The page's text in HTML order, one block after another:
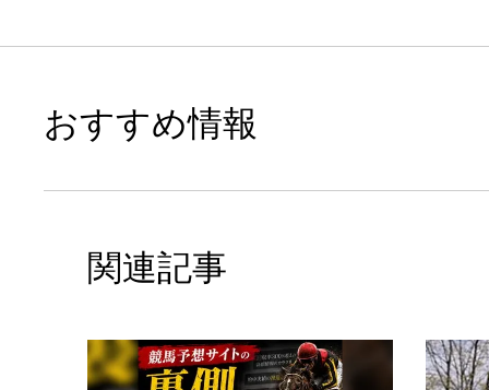
おすすめ情報
関連記事